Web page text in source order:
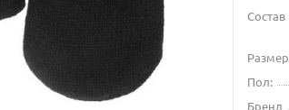
Состав
Размер
Пол:
Бренд